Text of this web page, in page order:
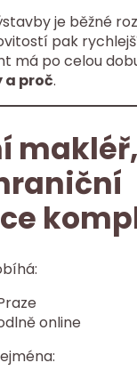
je běžné
pak
má po celou
a proč.
online